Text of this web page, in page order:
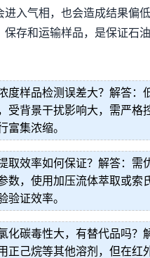
进入气相，也会造成结果偏
保存和运输样品，是保证石
度样品检测误差大？解答：
受背景干扰影响大，需严格
富集浓缩。
取效率如何保证？解答：需
数，使用加压流体萃取或索
验证效率。
化碳毒性大，有替代品吗？
正己烷等其他溶剂，但在红